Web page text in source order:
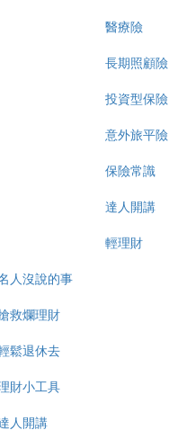
醫療險
長期照顧險
投資型保險
意外旅平險
保險常識
達人開講
輕理財
人沒說的事
救爛理財
鬆退休去
財小工具
人開講